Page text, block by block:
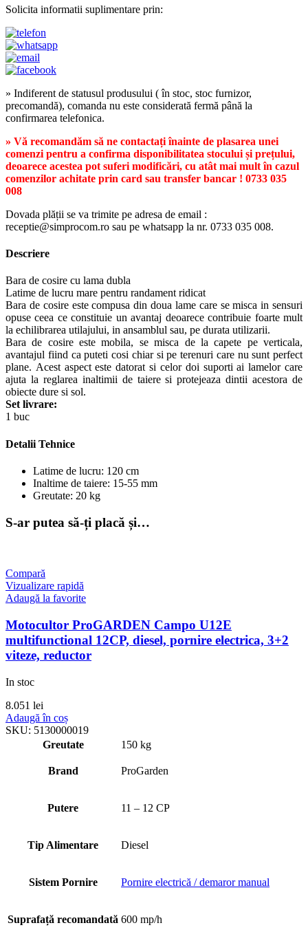
Solicita informatii suplimentare prin:
» Indiferent de statusul produsului ( în stoc, stoc furnizor,
precomandă), comanda nu este considerată fermă până la
confirmarea telefonica.
» Vă recomandăm să ne contactați înainte de plasarea unei
comenzi pentru a confirma disponibilitatea stocului și prețului,
deoarece acestea pot suferi modificări, cu atât mai mult în cazul
comenzilor achitate prin card sau transfer bancar ! 0733 035
008
Dovada plății se va trimite pe adresa de email :
receptie@simprocom.ro sau pe whatsapp la nr. 0733 035 008.
Descriere
Bara de cosire cu lama dubla
Latime de lucru mare pentru randament ridicat
Bara de cosire este compusa din doua lame care se misca in sensuri
opuse ceea ce constituie un avantaj deoarece contribuie foarte mult
la echilibrarea utilajului, in ansamblul sau, pe durata utilizarii.
Bara de cosire este mobila, se misca de la capete pe verticala,
avantajul fiind ca puteti cosi chiar si pe terenuri care nu sunt perfect
plane. Acest aspect este datorat si celor doi suporti ai lamelor care
ajuta la reglarea inaltimii de taiere si protejeaza dintii acestora de
obiecte dure si sol.
Set livrare:
1 buc
Detalii Tehnice
Latime de lucru: 120 cm
Inaltime de taiere: 15-55 mm
Greutate: 20 kg
S-ar putea să-ți placă și…
Compară
Vizualizare rapidă
Adaugă la favorite
Motocultor ProGARDEN Campo U12E
multifunctional 12CP, diesel, pornire electrica, 3+2
viteze, reductor
In stoc
8.051 lei
Adaugă în coș
SKU: 5130000019
Greutate
150 kg
Brand ProGarden
Putere 11 – 12 CP
Tip Alimentare Diesel
Sistem Pornire Pornire electrică / demaror manual
Suprafață recomandată 600 mp/h